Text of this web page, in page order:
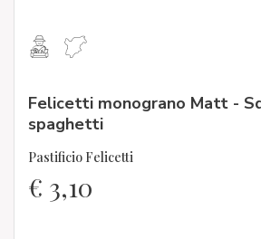
Felicetti monograno Matt -
spaghetti
Pastificio Felicetti
€ 3,10